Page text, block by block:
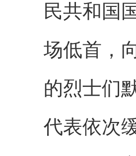
民共和国
场低首，
的烈士们
代表依次